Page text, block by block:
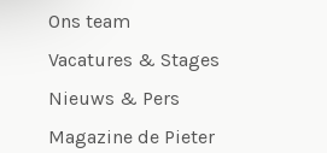
Ons team
Vacatures & Stages
Nieuws & Pers
Magazine de Pieter